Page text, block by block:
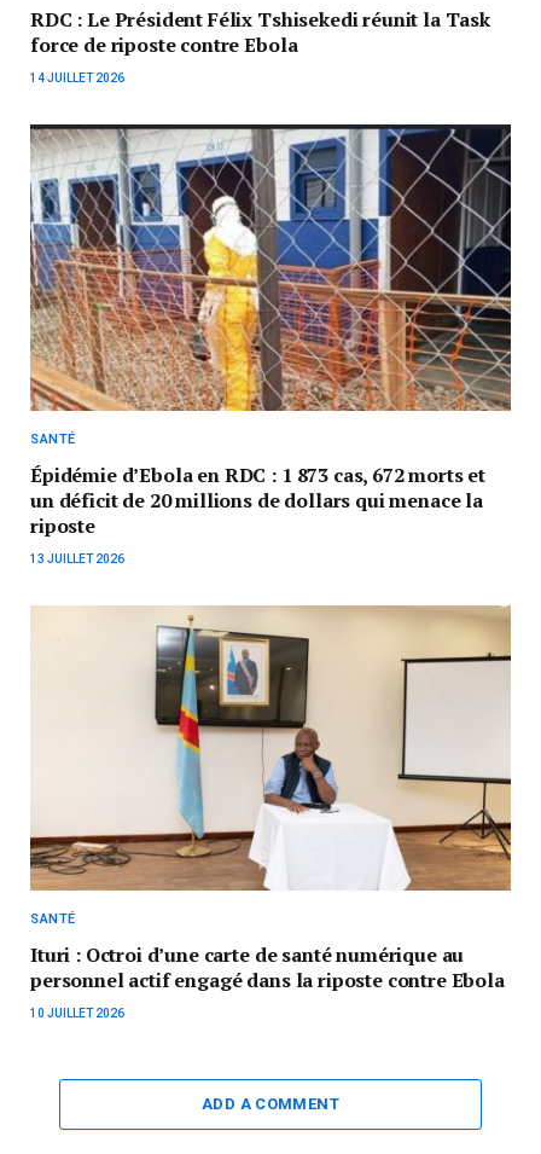
RDC : Le Président Félix Tshisekedi réunit la Task
force de riposte contre Ebola
14 JUILLET 2026
SANTÉ
Épidémie d’Ebola en RDC : 1 873 cas, 672 morts et
un déficit de 20 millions de dollars qui menace la
riposte
13 JUILLET 2026
SANTÉ
Ituri : Octroi d’une carte de santé numérique au
personnel actif engagé dans la riposte contre Ebola
10 JUILLET 2026
ADD A COMMENT